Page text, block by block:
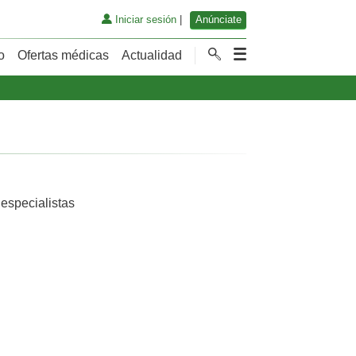
Iniciar sesión| Anúnciate
Ofertas médicas Actualidad